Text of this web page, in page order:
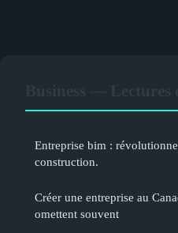
Entreprise bim :
construction.
Créer une entreprise au
omettent souvent